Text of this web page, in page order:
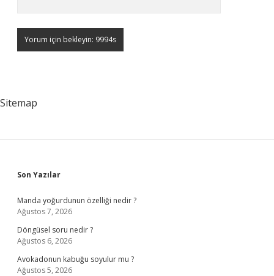
Sitemap
Sidebar
Son Yazılar
Manda yoğurdunun özelliği nedir ?
Ağustos 7, 2026
Döngüsel soru nedir ?
Ağustos 6, 2026
Avokadonun kabuğu soyulur mu ?
Ağustos 5, 2026